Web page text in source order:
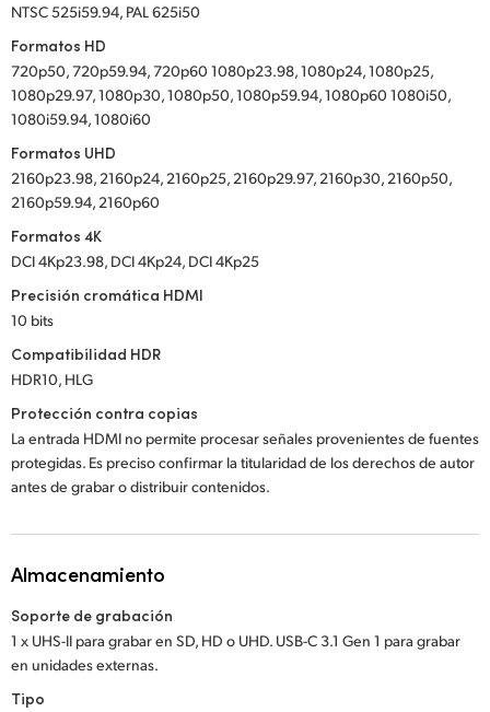
NTSC 525i59.94, PAL 625i50
Formatos HD
720p50, 720p59.94, 720p60 1080p23.98, 1080p24, 1080p25,
1080p29.97, 1080p30, 1080p50, 1080p59.94, 1080p60 1080i50,
1080i59.94, 1080i60
Formatos UHD
2160p23.98, 2160p24, 2160p25, 2160p29.97, 2160p30, 2160p50,
2160p59.94, 2160p60
Formatos 4K
DCI 4Kp23.98, DCI 4Kp24, DCI 4Kp25
Precisión cromática HDMI
10 bits
Compatibilidad HDR
HDR10, HLG
Protección contra copias
La entrada HDMI no permite procesar señales provenientes de fuentes
protegidas. Es preciso confirmar la titularidad de los derechos de autor
antes de grabar o distribuir contenidos.
Almacenamiento
Soporte de grabación
1 x UHS-II para grabar en SD, HD o UHD. USB-C 3.1 Gen 1 para grabar
en unidades externas.
Tipo